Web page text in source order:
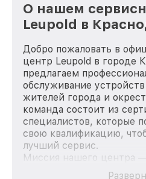
О нашем
Leupold в
Добро пожаловать в
центр Leupold в городе
предлагаем
обслуживание
жителей города и
команда состоит из
специалистов, которые
свою квалификацию,
лучший сервис.
Миссия нашего центра —
качественный и